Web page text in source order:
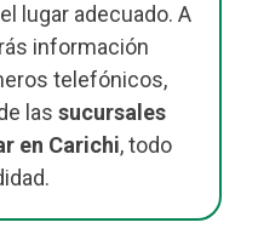
lugar adecuado. A
información
telefónicos,
las sucursales
en Carichi, todo